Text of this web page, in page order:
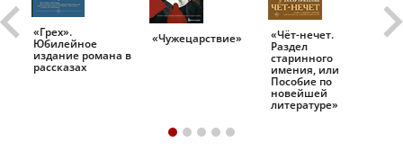
«Грех».
Юбилейное
издание романа в
рассказах
«Чужецарствие» «Чёт-нечет.
Раздел
старинного
имения, или
Пособие по
новейшей
литературе»